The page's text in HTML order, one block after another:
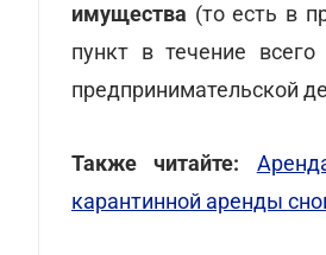
имущества (то есть в
пункт в течение
предпринимательской
Также читайте:
карантинной аренды